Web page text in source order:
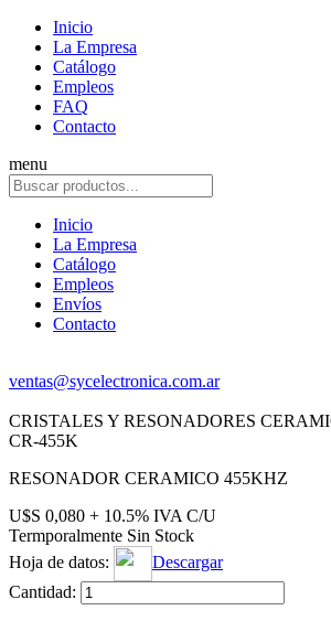
Inicio
La Empresa
Catálogo
Empleos
FAQ
Contacto
menu
Inicio
La Empresa
Catálogo
Empleos
Envíos
Contacto
ventas@sycelectronica.com.ar
CRISTALES Y RESONADORES
CR-455K
RESONADOR CERAMICO 455KHZ
U$S 0,080 + 10.5% IVA C/U
Termporalmente Sin Stock
Hoja de datos:
Descargar
Cantidad: